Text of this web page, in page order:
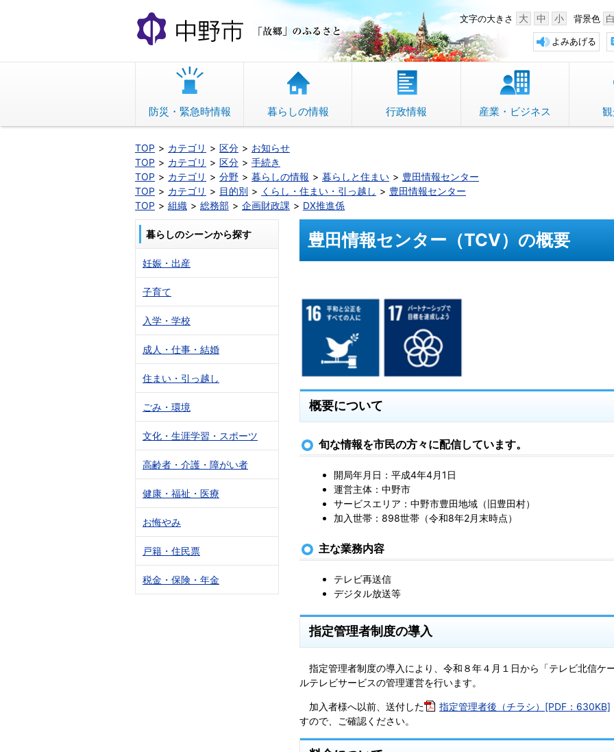
文
へ
動
中野市 「故郷」のふるさと 背景色
文字の大きさ 大 中 小
よみあげる
防災・緊急時情報 暮らしの情報 行政情報 産業・ビジネス
TOP カテゴリ 区分
お知らせ
TOP
カテゴリ 区分
手続き
TOP
カテゴリ 分野 暮らしの情報 暮らしと住まい
豊田情報センター
TOP
カテゴリ 目的別 くらし・住まい・引っ越し
豊田情報センター
TOP
組織 総務部 企画財政課 DX推進係
豊田情報センター（TCV）の概要
概要について
旬な情報を市民の方々に配信しています。
開局年月日：平成4年4月1日
運営主体：中野市
サービスエリア：中野市豊田地域（旧豊田村）
加入世帯：898世帯（令和8年2月末時点）
主な業務内容
テレビ再送信
デジタル放送等
指定管理者制度の導入
指定管理者制度の導入により、令和８年４月１日から「テレビ北信ケ
ルテレビサービスの管理運営を行います。
加入者様へ以前、送付した 指定管理者後（チラシ）[PDF：630KB]
すので、ご確認ください。
暮らしのシーンから探す
妊娠・出産
子育て
入学・学校
成人・仕事・結婚
住まい・引っ越し
ごみ・環境
文化・生涯学習・スポーツ
高齢者・介護・障がい者
健康・福祉・医療
お悔やみ
戸籍・住民票
税金・保険・年金